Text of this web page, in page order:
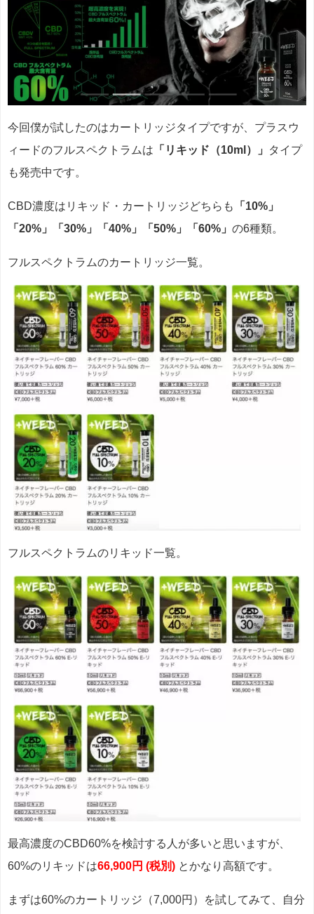
今回僕が試したのはカートリッジタイプですが、プラスウ
ィードのフルスペクトラムは 「リキッド（10ml）」
タイプ
も発売中です。
CBD濃度はリキッド・カートリッジどちらも
「10%」
「20%」「30%」「40%」「50%」「60%」 の6種類。
フルスペクトラムのカートリッジ一覧。
フルスペクトラムのリキッド一覧。
最高濃度のCBD60%を検討する人が多いと思いますが、
60%のリキッドは66,900円 (税別) とかなり高額です。
まずは60%のカートリッジ（7,000円）を試してみて、自分